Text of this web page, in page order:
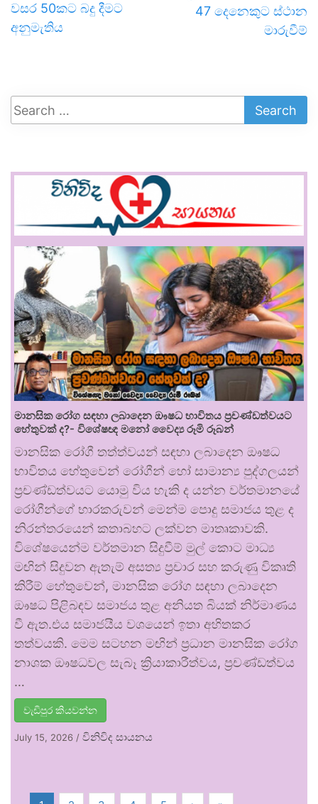
වසර 50කට බදු දීමට
අනුමැතිය
47 දෙනෙකුට ස්ථාන
මාරුවීම්
මානසික රෝග සඳහා ලබාදෙන ඖෂධ භාවිතය ප්‍රචණ්ඩත්වයට
හේතුවක් ද?- විශේෂඥ මනෝ වෛද්‍ය රූමි රූබන්
මානසික රෝගී තත්ත්වයන් සඳහා ලබාදෙන ඖෂධ
භාවිතය හේතුවෙන් රෝගීන් හෝ සාමාන්‍ය පුද්ගලයන්
ප්‍රචණ්ඩත්වයට යොමු විය හැකි ද යන්න වර්තමානයේ
රෝගීන්ගේ භාරකරුවන් මෙන්ම පොදු සමාජය තුළ ද
නිරන්තරයෙන් කතාබහට ලක්වන මාතෘකාවකි.
විශේෂයෙන්ම වර්තමාන සිදුවීම් මුල් කොට මාධ්‍ය
මඟින් සිදුවන ඇතැම් අසත්‍ය ප්‍රචාර සහ කරුණු විකෘති
කිරීම් හේතුවෙන්, මානසික රෝග සඳහා ලබාදෙන
ඖෂධ පිළිබඳව සමාජය තුළ අනියත බියක් නිර්මාණය
වී ඇත.එය සමාජයීය වශයෙන් ඉතා අහිතකර
තත්වයකි. මෙම සටහන මඟින් ප්‍රධාන මානසික රෝග
නාශක ඖෂධවල සැබෑ ක්‍රියාකාරීත්වය, ප්‍රචණ්ඩත්වය
…
වැඩිපුර කියවන්න
July 15, 2026 / විනිවිද සායනය